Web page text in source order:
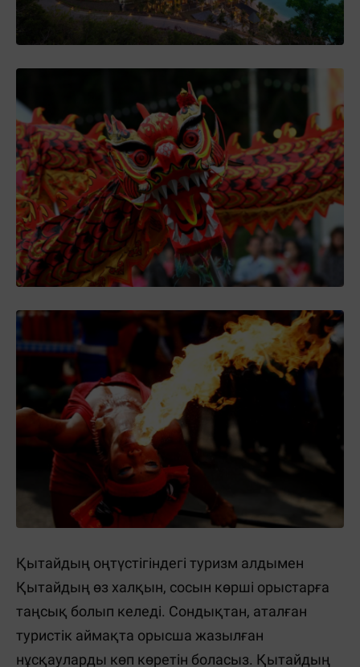
Қытайдың оңтүстігіндегі туризм алдымен
Қытайдың өз халқын, сосын көрші орыстарға
таңсық болып келеді. Сондықтан, аталған
туристік аймақта орысша жазылған
нұсқауларды көп көретін боласыз. Қытайдың